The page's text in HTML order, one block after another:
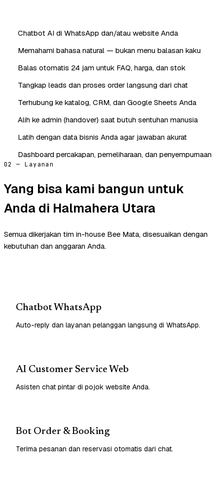
Chatbot AI di WhatsApp dan/atau website Anda
Memahami bahasa natural — bukan menu balasan kaku
Balas otomatis 24 jam untuk FAQ, harga, dan stok
Tangkap leads dan proses order langsung dari chat
Terhubung ke katalog, CRM, dan Google Sheets Anda
Alih ke admin (handover) saat butuh sentuhan manusia
Latih dengan data bisnis Anda agar jawaban akurat
Dashboard percakapan, pemeliharaan, dan penyempurnaan
02 — Layanan
Yang bisa kami bangun untuk
Anda di Halmahera Utara
Semua dikerjakan tim in-house Bee Mata, disesuaikan dengan
kebutuhan dan anggaran Anda.
Chatbot WhatsApp
Auto-reply dan layanan pelanggan langsung di WhatsApp.
AI Customer Service Web
Asisten chat pintar di pojok website Anda.
Bot Order & Booking
Terima pesanan dan reservasi otomatis dari chat.